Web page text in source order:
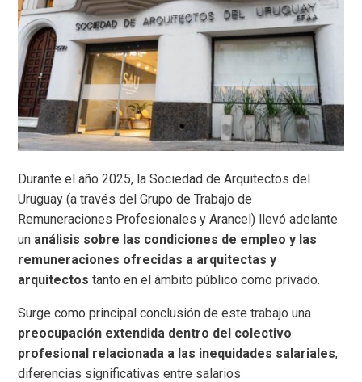
Durante el año 2025, la Sociedad de Arquitectos del
Uruguay (a través del Grupo de Trabajo de
Remuneraciones Profesionales y Arancel) llevó adelante
un análisis sobre las condiciones de empleo y las
remuneraciones ofrecidas a arquitectas y
arquitectos tanto en el ámbito público como privado.
Surge como principal conclusión de este trabajo una
preocupación extendida dentro del colectivo
profesional relacionada a las inequidades salariales,
diferencias significativas entre salarios